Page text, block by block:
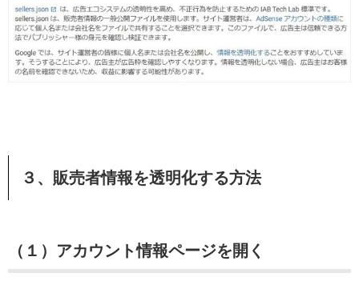
３、販売者情報を透明化する方法
（１）アカウント情報ページを開く